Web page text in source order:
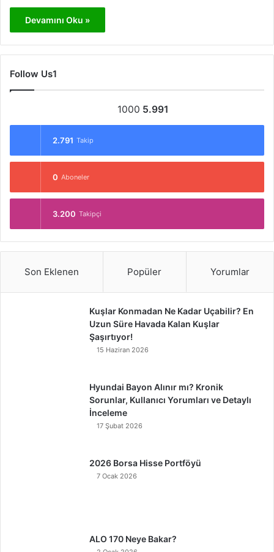
Devamını Oku »
Follow Us1
1000 5.991
2.791 Takip
0 Aboneler
3.200 Takipçi
Son Eklenen Popüler Yorumlar
Kuşlar Konmadan Ne Kadar Uçabilir? En
Uzun Süre Havada Kalan Kuşlar
Şaşırtıyor!
15 Haziran 2026
Hyundai Bayon Alınır mı? Kronik
Sorunlar, Kullanıcı Yorumları ve Detaylı
İnceleme
17 Şubat 2026
2026 Borsa Hisse Portföyü
7 Ocak 2026
ALO 170 Neye Bakar?